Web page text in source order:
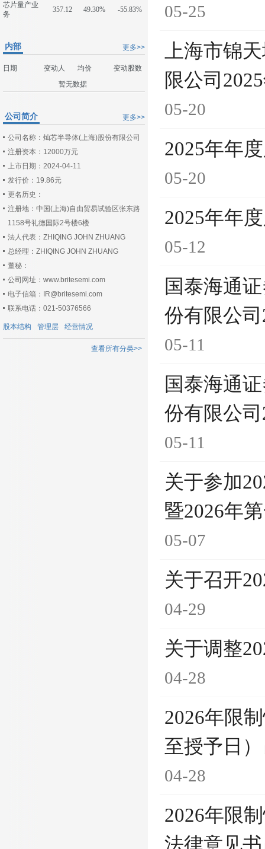
芯片量产业
务
357.12 49.30% -55.83%
更多>>
内部
日期 变动人 均价
变动股数
暂无数据
更多>>
公司简介
公司名称：灿芯半导体(上海)股份有限公司
注册资本：12000万元
上市日期：2024-04-11
发行价：19.86元
更名历史：
注册地：中国(上海)自由贸易试验区张东路
1158号礼德国际2号楼6楼
法人代表：ZHIQING JOHN ZHUANG
总经理：ZHIQING JOHN ZHUANG
董秘：
公司网址：www.britesemi.com
电子信箱：IR@britesemi.com
联系电话：021-50376566
股本结构 管理层 经营情况
查看所有分类>>
05-25
上海市锦
限公司
05-20
2025年年
05-20
2025年年
05-12
国泰海通
份有限公
05-11
国泰海通
份有限公
05-11
关于参加
暨2026年
05-07
关于召开
04-29
关于调整
04-28
2026年限
至授予日）
04-28
2026年限
法律意见书